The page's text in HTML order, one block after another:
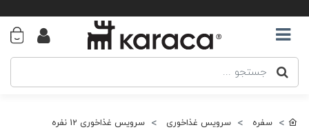
سفره سرویس غذاخوری
سرویس غذاخوری 12 نفره